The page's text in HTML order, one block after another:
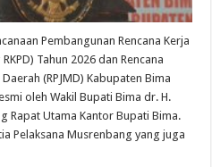
Pembangunan Rencana Kerja
Tahun 2026 dan Rencana
(RPJMD) Kabupaten Bima
oleh Wakil Bupati Bima dr. H.
Rapat Utama Kantor Bupati Bima.
Pelaksana Musrenbang yang juga